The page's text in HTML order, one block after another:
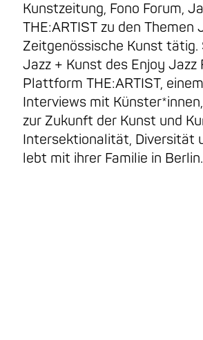
Kunstzeitung, Fono Forum,
THE:ARTIST zu den
Zeitgenössische Kunst
Jazz + Kunst des Enjoy
Plattform THE:ARTIST,
Interviews mit
zur Zukunft der Kunst und
Intersektionalität, Diversität
lebt mit ihrer Familie in Berlin.